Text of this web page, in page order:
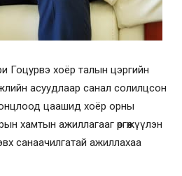
Гоцурвэ хоёр талын цэргийн
асуудлаар санал солилцсон
цаашид хоёр орны
хамтын ажиллагааг өргөжүүлэн
санаачилгатай ажиллахаа